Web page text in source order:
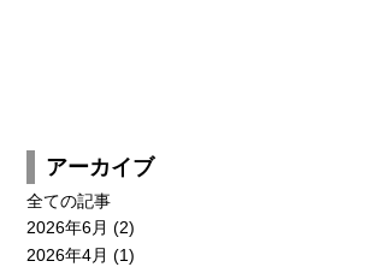
新卒採用
アーカイブ
全ての記事
2026年6月 (2)
2026年4月 (1)